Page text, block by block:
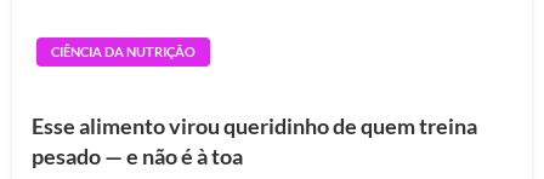
CIÊNCIA DA NUTRIÇÃO
Esse alimento virou queridinho de quem treina
pesado — e não é à toa